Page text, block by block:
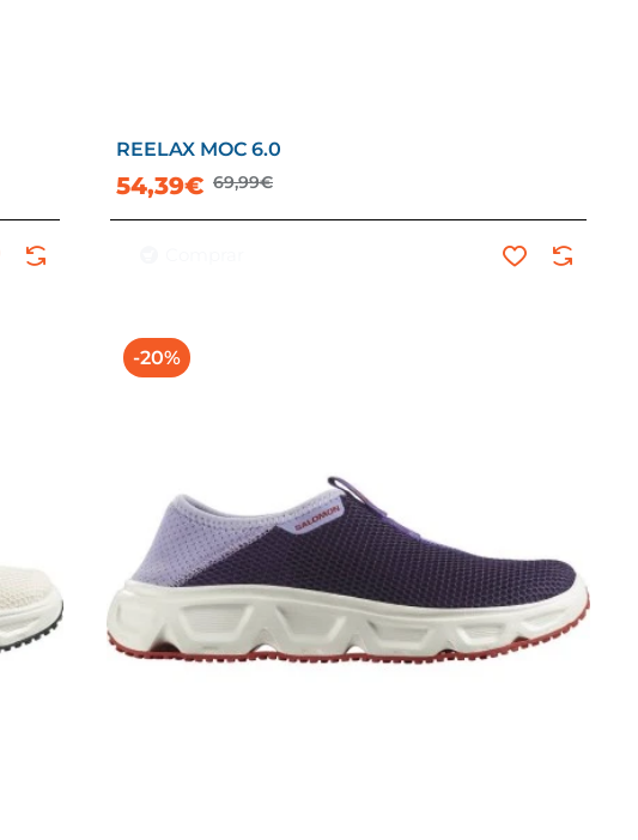
REELAX MOC 6.0
54,39€ 69,99€
-20%